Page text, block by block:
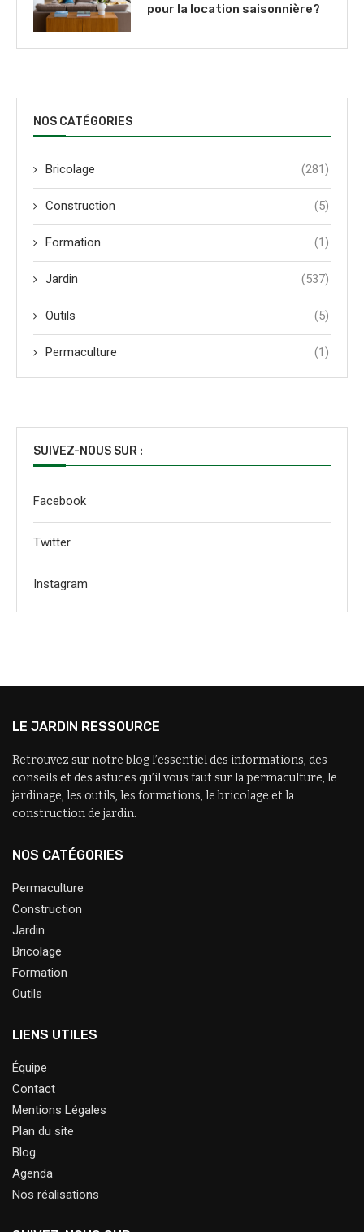
pour la location saisonnière?
NOS CATÉGORIES
Bricolage (281)
Construction (5)
Formation (1)
Jardin (537)
Outils (5)
Permaculture (1)
SUIVEZ-NOUS SUR :
Facebook
Twitter
Instagram
LE JARDIN RESSOURCE
Retrouvez sur notre blog l’essentiel des informations, des
conseils et des astuces qu’il vous faut sur la permaculture, le
jardinage, les outils, les formations, le bricolage et la
construction de jardin.
NOS CATÉGORIES
Permaculture
Construction
Jardin
Bricolage
Formation
Outils
LIENS UTILES
Équipe
Contact
Mentions Légales
Plan du site
Blog
Agenda
Nos réalisations